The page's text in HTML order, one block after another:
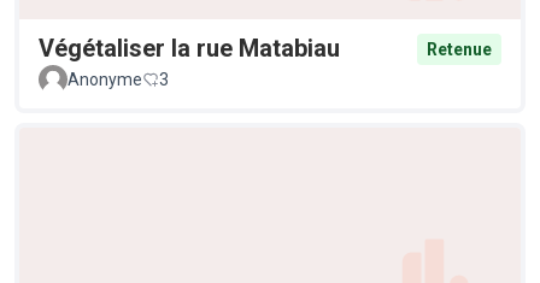
Végétaliser la rue Matabiau
Retenue
Anonyme
3